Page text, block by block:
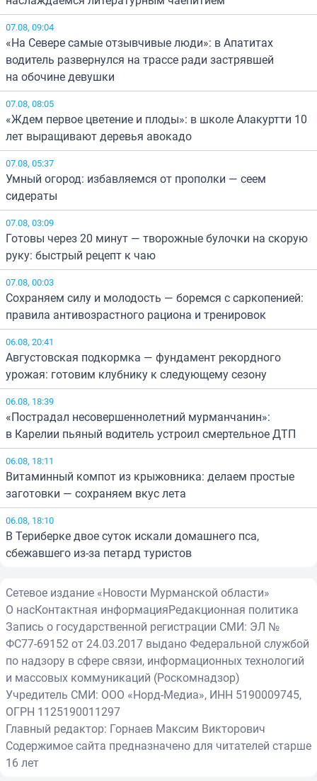
07.08, 09:04
«На Севере самые отзывчивые люди»: в Апатитах
водитель развернулся на трассе ради застрявшей
на обочине девушки
07.08, 08:05
«Ждем первое цветение и плоды»: в школе Алакуртти 10
лет выращивают деревья авокадо
07.08, 05:37
Умный огород: избавляемся от прополки — сеем
сидераты
07.08, 03:09
Готовы через 20 минут — творожные булочки на скорую
руку: быстрый рецепт к чаю
07.08, 00:03
Сохраняем силу и молодость — боремся с саркопенией:
правила антивозрастного рациона и тренировок
06.08, 20:41
Августовская подкормка — фундамент рекордного
урожая: готовим клубнику к следующему сезону
06.08, 18:39
«Пострадал несовершеннолетний мурманчанин»:
в Карелии пьяный водитель устроил смертельное ДТП
06.08, 18:11
Витаминный компот из крыжовника: делаем простые
заготовки — сохраняем вкус лета
06.08, 18:10
В Териберке двое суток искали домашнего пса,
сбежавшего из-за петард туристов
Сетевое издание «Новости Мурманской области»
О насКонтактная информацияРедакционная политика
Запись о государственной регистрации СМИ: ЭЛ №
ФС77-69152 от 24.03.2017 выдано Федеральной службой
по надзору в сфере связи, информационных технологий
и массовых коммуникаций (Роскомнадзор)
Учредитель СМИ: ООО «Норд-Медиа», ИНН 5190009745,
ОГРН 1125190011297
Главный редактор: Горнаев Максим Викторович
Содержимое сайта предназначено для читателей старше
16 лет